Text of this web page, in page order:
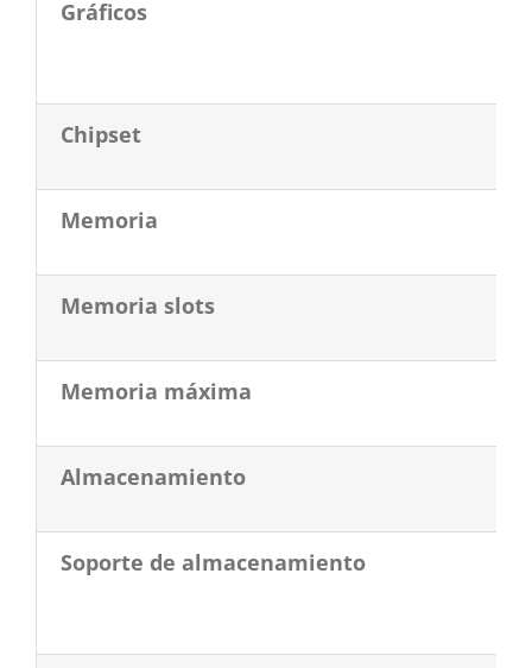
Gráficos
Chipset
Memoria
Memoria slots
Memoria máxima
Almacenamiento
Soporte de almacenamiento